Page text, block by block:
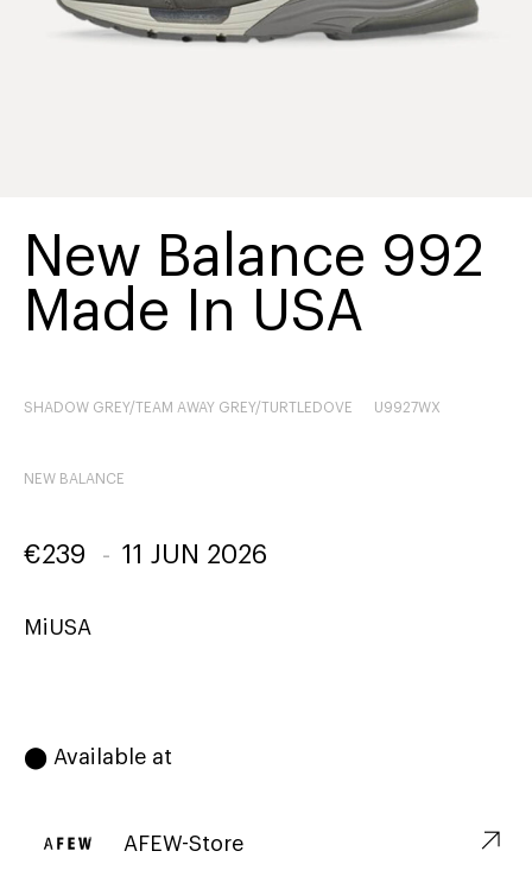
New Balance 992
Made In USA
SHADOW GREY/TEAM AWAY GREY/TURTLEDOVE U9927WX
NEW BALANCE
€239 - 11 JUN 2026
MiUSA
⬤ Available at
AFEW-Store ↗︎